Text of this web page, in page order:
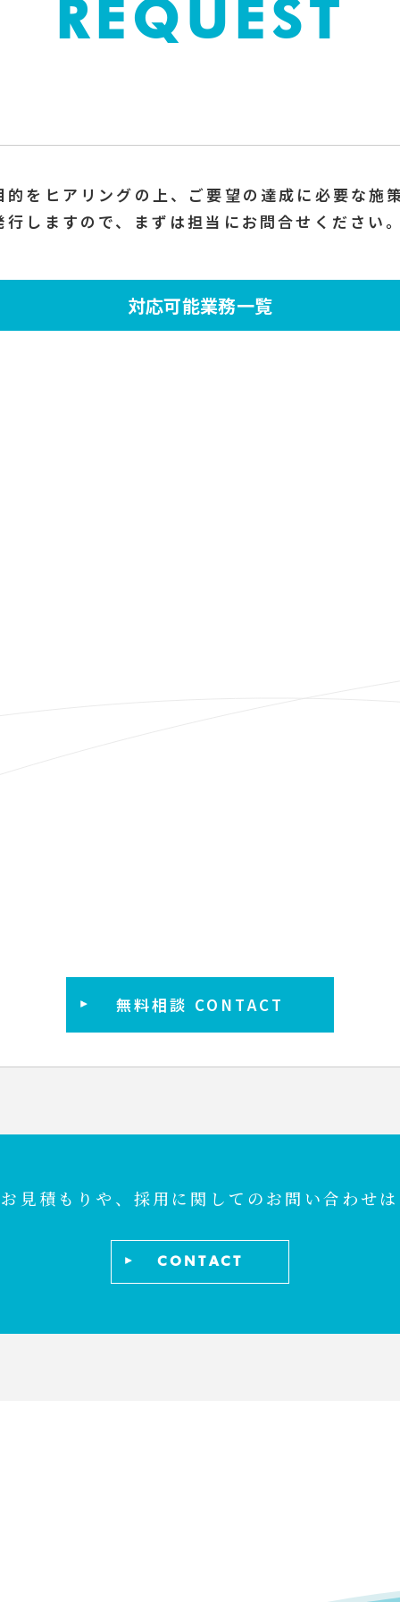
REQUEST
的をヒアリングの上、ご要望の達成に必要な施
しますので、まずは担当にお問合せください。
対応可能業務一覧
無料相談 CONTACT
見積もりや、採用に関してのお問い合わせは
CONTACT